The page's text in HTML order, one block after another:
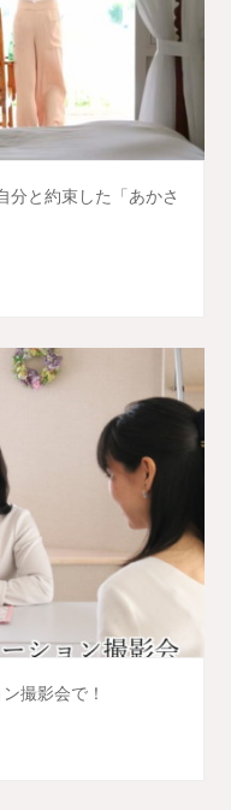
分と約束した「あかさ
撮影会で！